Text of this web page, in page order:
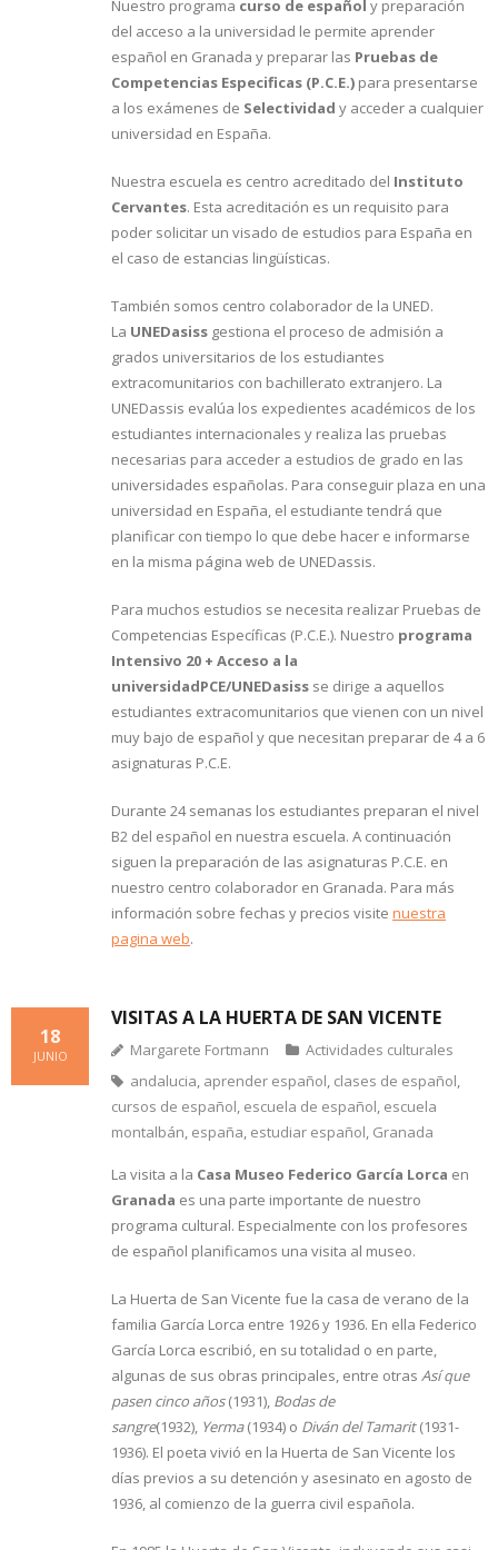
Nuestro programa curso de español y preparación
del acceso a la universidad le permite aprender
español en Granada y preparar las Pruebas de
Competencias Especificas (P.C.E.) para presentarse
a los exámenes de Selectividad y acceder a cualquier
universidad en España.
Nuestra escuela es centro acreditado del Instituto
Cervantes. Esta acreditación es un requisito para
poder solicitar un visado de estudios para España en
el caso de estancias lingüísticas.
También somos centro colaborador de la UNED.
La UNEDasiss gestiona el proceso de admisión a
grados universitarios de los estudiantes
extracomunitarios con bachillerato extranjero. La
UNEDassis evalúa los expedientes académicos de los
estudiantes internacionales y realiza las pruebas
necesarias para acceder a estudios de grado en las
universidades españolas. Para conseguir plaza en una
universidad en España, el estudiante tendrá que
planificar con tiempo lo que debe hacer e informarse
en la misma página web de UNEDassis.
Para muchos estudios se necesita realizar Pruebas de
Competencias Específicas (P.C.E.). Nuestro programa
Intensivo 20 + Acceso a la
universidadPCE/UNEDasiss se dirige a aquellos
estudiantes extracomunitarios que vienen con un nivel
muy bajo de español y que necesitan preparar de 4 a 6
asignaturas P.C.E.
Durante 24 semanas los estudiantes preparan el nivel
B2 del español en nuestra escuela. A continuación
siguen la preparación de las asignaturas P.C.E. en
nuestro centro colaborador en Granada. Para más
información sobre fechas y precios visite nuestra
pagina web.
VISITAS A LA HUERTA DE SAN VICENTE
18
JUNIO Margarete Fortmann
Actividades culturales
andalucia, aprender español, clases de español,
cursos de español, escuela de español, escuela
montalbán, españa, estudiar español, Granada
La visita a la Casa Museo Federico García Lorca en
Granada es una parte importante de nuestro
programa cultural. Especialmente con los profesores
de español planificamos una visita al museo.
La Huerta de San Vicente fue la casa de verano de la
familia García Lorca entre 1926 y 1936. En ella Federico
García Lorca escribió, en su totalidad o en parte,
algunas de sus obras principales, entre otras Así que
pasen cinco años(1931), Bodas de
sangre(1932), Yerma(1934) o Diván del Tamarit(1931-
1936). El poeta vivió en la Huerta de San Vicente los
días previos a su detención y asesinato en agosto de
1936, al comienzo de la guerra civil española.